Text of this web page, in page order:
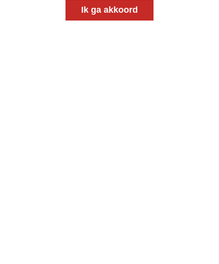
Ik ga akkoord